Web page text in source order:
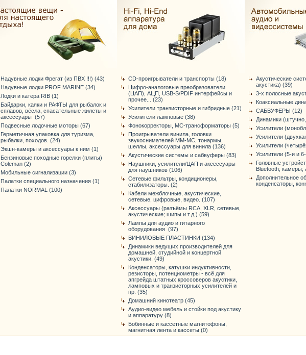
Надувные лодки Фрегат (из ПВХ !!!) (43)
Надувные лодки PROF MARINE (34)
Лодки и катера RIB (1)
Байдарки, каяки и РАФТЫ для рыбалок и
сплавов, вёсла, спасательные жилеты и
аксессуары (57)
Подвесные лодочные моторы (67)
Герметичная упаковка для туризма,
рыбалки, походов. (24)
Экшн-камеры и аксессуары к ним (1)
Бензиновые походные горелки (плиты)
Coleman (2)
Мобильные сигнализации (3)
Палатки специального назначения (1)
Палатки NORMAL (100)
CD-проигрыватели и транспорты (18)
Цифро-аналоговые преобразователи
(ЦАП), АЦП, USB-S/PDIF интерфейсы и
прочее... (23)
Усилители транзисторные и гибридные (21)
Усилители ламповые (38)
Фонокорректоры, МС-трансформаторы (5)
Проигрыватели винила, головки
звукоснимателей ММ-МС, тонармы,
шеллы, аксессуары для винила (136)
Акустические системы и сабвуферы (83)
Наушники, усилители/ЦАП и аксессуары
для наушников (106)
Сетевые фильтры, кондиционеры,
стабилизаторы. (2)
Кабели межблочные, акустические,
сетевые, цифровые, видео. (107)
Аксессуары (разъёмы RCA, XLR, сетевые,
акустические; шипы и т.д.) (59)
Лампы для аудио и гитарного
оборудования (97)
ВИНИЛОВЫЕ ПЛАСТИНКИ (134)
Динамики ведущих производителей для
домашней, студийной и концертной
акустики. (49)
Конденсаторы, катушки индуктивности,
резисторы, потенциометры - всё для
апгрейда штатных кроссоверов акустики,
ламповых и транзисторных усилителей и
пр. (35)
Домашний кинотеатр (45)
Аудио-видео мебель и стойки под акустику
и аппаратуру (8)
Бобинные и кассетные магнитофоны,
магнитная лента и кассеты (0)
Акустические
акустика) (39)
3-х полосные
Коаксиальные
САБВУФЕРЫ (12)
Динамики
Усилители
Усилители
Усилители
Усилители (5-и и
Головные
Bluetooth; камеры;
Дополнительное
конденсаторы,